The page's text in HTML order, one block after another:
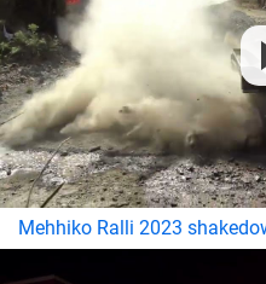
Mehhiko Ralli 2023